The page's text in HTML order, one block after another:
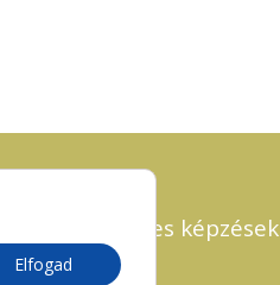
Sminkes képzések
Elfogad